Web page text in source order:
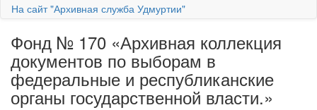
На сайт "Архивная служба Удмуртии"
Фонд № 170 «Архивная коллекция
документов по выборам в
федеральные и республиканские
органы государственной власти.»